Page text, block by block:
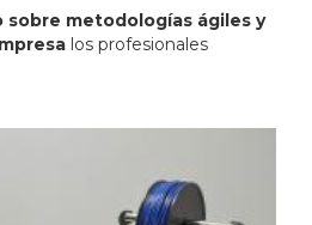
sobre metodologías ágiles y
los profesionales